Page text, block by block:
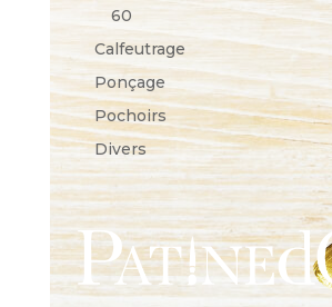
60
Calfeutrage
Ponçage
Pochoirs
Divers